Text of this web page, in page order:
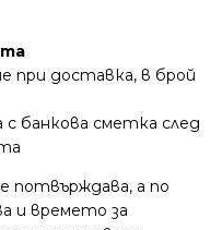
при доставка, в брой
с банкова сметка след
потвърждава, а по
и времето за